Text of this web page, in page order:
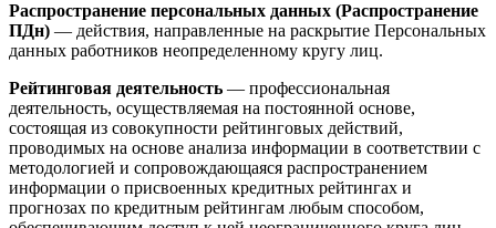
Распространение персональных данных (Распространение
ПДн) — действия, направленные на раскрытие Персональных
данных работников неопределенному кругу лиц.
Рейтинговая деятельность — профессиональная
деятельность, осуществляемая на постоянной основе,
состоящая из совокупности рейтинговых действий,
проводимых на основе анализа информации в соответствии с
методологией и сопровождающаяся распространением
информации о присвоенных кредитных рейтингах и
прогнозах по кредитным рейтингам любым способом,